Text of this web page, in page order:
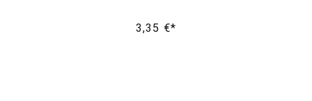
3,35 €*